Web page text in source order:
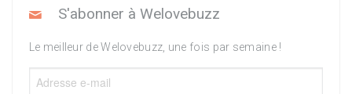
S'abonner à Welovebuzz
Le meilleur de Welovebuzz, une fois par semaine !